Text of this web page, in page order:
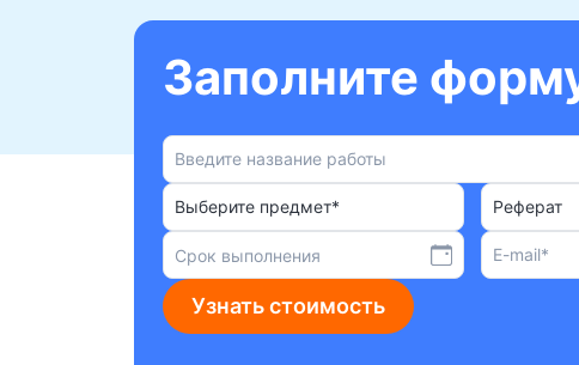
Заполните
Выберите предмет* Реферат
Узнать стоимость